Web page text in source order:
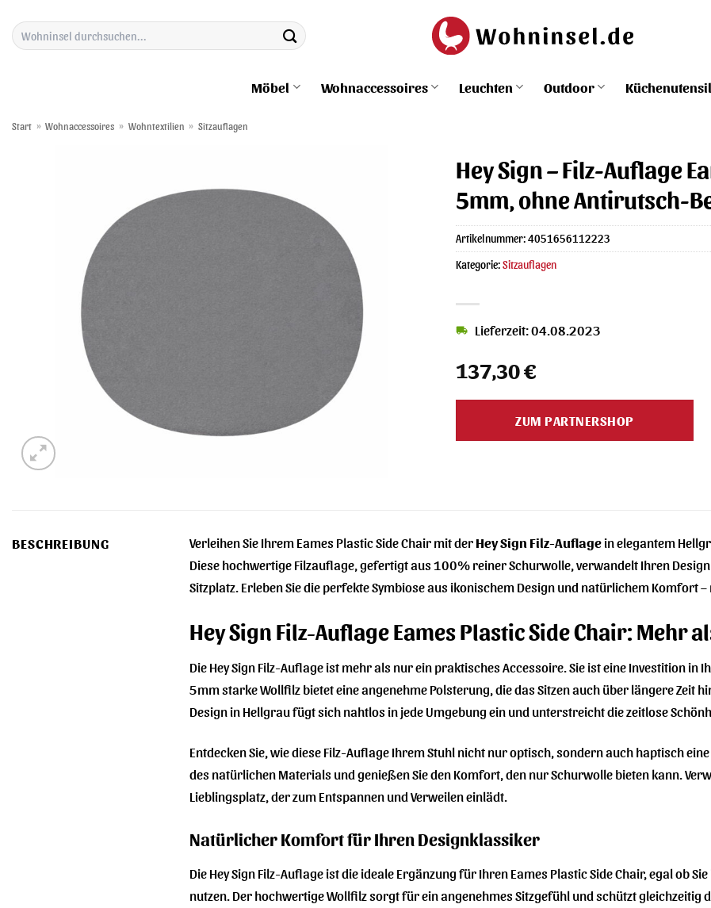
Inhalt
springen
Suchen
nach:
Möbel Wohnaccessoires Leuchten Outdoor
Start » Wohnaccessoires » Wohntextilien » Sitzauflagen
Hey Sign – Filz-Auflage
5mm, ohne Antirutsch-
137,30€
Lieferzeit: 04.08.2023
ZUM PARTNERSHOP
Artikelnummer:4051656112223
Kategorie:Sitzauflagen
BESCHREIBUNG Verleihen Sie Ihrem Eames Plastic Side Chair mit derHey Sign Filz-Auflagein elegantem
Diese hochwertige Filzauflage, gefertigt aus 100% reiner Schurwolle, verwandelt Ihren
Sitzplatz. Erleben Sie die perfekte Symbiose aus ikonischem Design und natürlichem Komfort –
Hey Sign Filz-Auflage Eames Plastic Side Chair: Mehr
Die Hey Sign Filz-Auflage ist mehr als nur ein praktisches Accessoire. Sie ist eine Investition
5mm starke Wollfilz bietet eine angenehme Polsterung, die das Sitzen auch über längere Zeit
Design in Hellgrau fügt sich nahtlos in jede Umgebung ein und unterstreicht die zeitlose
Entdecken Sie, wie diese Filz-Auflage Ihrem Stuhl nicht nur optisch, sondern auch haptisch
des natürlichen Materials und genießen Sie den Komfort, den nur Schurwolle bieten kann.
Lieblingsplatz, der zum Entspannen und Verweilen einlädt.
Natürlicher Komfort für Ihren Designklassiker
Die Hey Sign Filz-Auflage ist die ideale Ergänzung für Ihren Eames Plastic Side Chair, egal ob
nutzen. Der hochwertige Wollfilz sorgt für ein angenehmes Sitzgefühl und schützt gleichzeitig